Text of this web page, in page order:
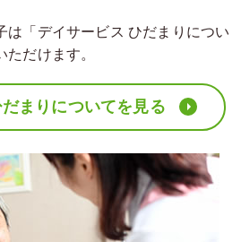
は「デイサービス ひだまりについ
だけます。
まりについてを見る